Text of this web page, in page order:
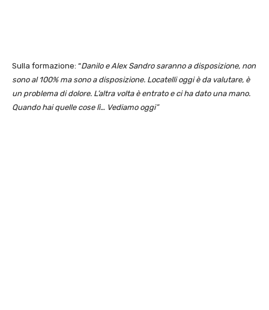
Sulla formazione: “Danilo e Alex Sandro saranno a disposizione, non
sono al 100% ma sono a disposizione. Locatelli oggi è da valutare, è
un problema di dolore. L’altra volta è entrato e ci ha dato una mano.
Quando hai quelle cose lì… Vediamo oggi”